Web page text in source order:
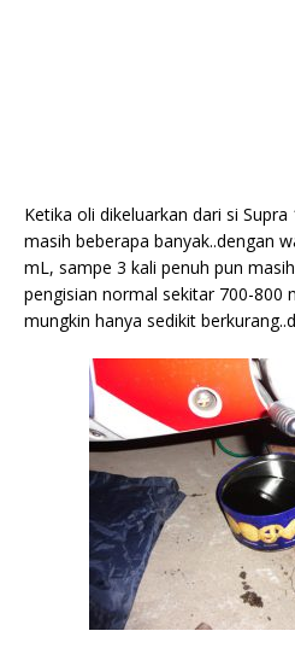
Ketika oli dikeluarkan dari si
masih beberapa banyak..dengan
mL, sampe 3 kali penuh pun
pengisian normal sekitar 700-800
mungkin hanya sedikit